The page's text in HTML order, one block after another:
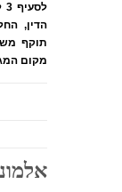
הדין,
תוקף
מקום